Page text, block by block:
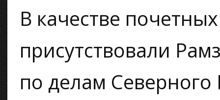
В качестве
присутствовали
по делам Северного